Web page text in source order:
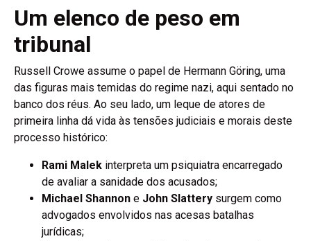
Um elenco de peso em
tribunal
Russell Crowe assume o papel de Hermann Göring, uma
das figuras mais temidas do regime nazi, aqui sentado no
banco dos réus. Ao seu lado, um leque de atores de
primeira linha dá vida às tensões judiciais e morais deste
processo histórico:
Rami Malek interpreta um psiquiatra encarregado
de avaliar a sanidade dos acusados;
Michael Shannon e John Slattery surgem como
advogados envolvidos nas acesas batalhas
jurídicas;